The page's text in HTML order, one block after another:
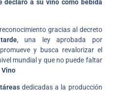
declaró a su vino como bebida
gracias al decreto
, una ley aprobada por
promueve y busca revalorizar el
mundial y que no puede faltar
Vino
dedicadas a la producción